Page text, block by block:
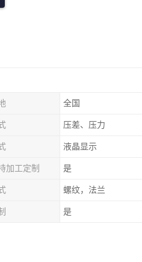
全国
压差、压力
液晶显示
加工定制 是
螺纹，法兰
是